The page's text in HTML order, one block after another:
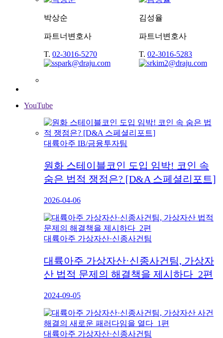
박상순
파트너변호사
T. 02-3016-5270
김성율
파트너변호사
T. 02-3016-5283
YouTube
대륙아주 IB/금융투자팀
원화 스테이블코인 도입 임박! 코인 속
숨은 법적 쟁점은? [D&A 스페셜리포트]
2026-04-06
대륙아주 가상자산·신종사건팀
대륙아주 가상자산·신종사건팀, 가상자
산 법적 문제의 해결책을 제시하다_2편
2024-09-05
대륙아주 가상자산·신종사건팀